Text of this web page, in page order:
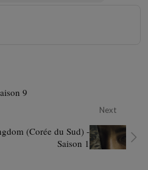
9
Next
(Corée du Sud) -
Saison 1